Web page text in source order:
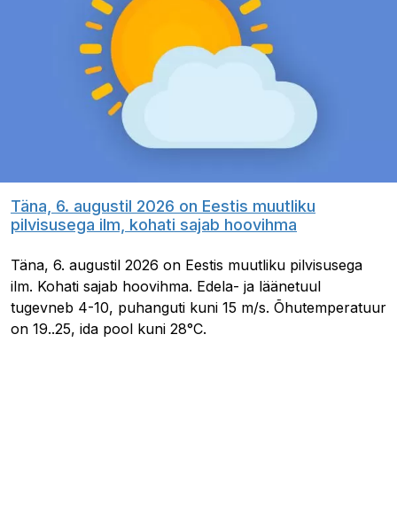
Täna, 6. augustil 2026 on Eestis muutliku
pilvisusega ilm, kohati sajab hoovihma
Täna, 6. augustil 2026 on Eestis muutliku pilvisusega
ilm. Kohati sajab hoovihma. Edela- ja läänetuul
tugevneb 4-10, puhanguti kuni 15 m/s. Õhutemperatuur
on 19..25, ida pool kuni 28°C.